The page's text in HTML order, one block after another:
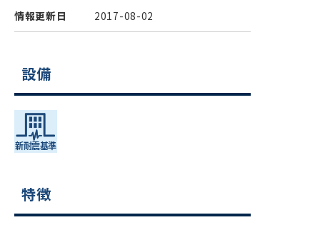
情報更新日 2017-08-02
設備
特徴